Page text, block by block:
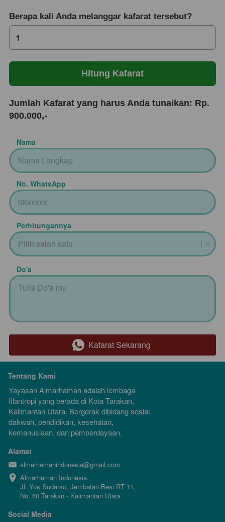
Berapa kali Anda melanggar kafarat tersebut?
Hitung Kafarat
Jumlah Kafarat yang harus Anda tunaikan: Rp.
900.000,-
Nama
No. WhatsApp
Perhitungannya
Pilih salah satu
Do'a
` Kafarat Sekarang
Tentang Kami
Yayasan Almarhamah adalah lembaga
filantropi yang berada di Kota Tarakan,
Kalimantan Utara. Bergerak dibidang sosial,
dakwah, pendidikan, kesehatan,
kemanusiaan, dan pemberdayaan.
Alamat
almarhamahindonesia@gmail.com
Almarhamah Indonesia,
Jl. Yos Sudarso, Jembatan Besi RT 11,
No. 60 Tarakan - Kalimantan Utara
Social Media